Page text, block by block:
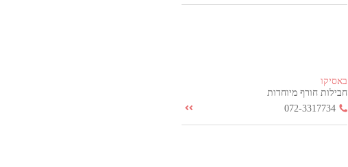
באסיקו
חבילות חורף מיוחדות
072-3317734